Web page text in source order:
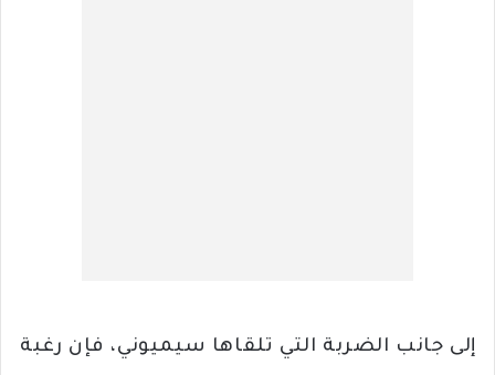
إلى جانب الضربة التي تلقاها سيميوني، فإن رغبة